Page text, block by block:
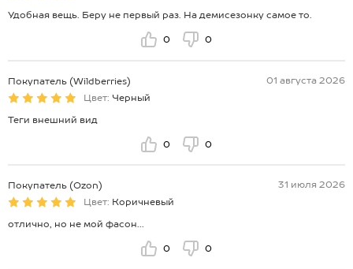
Удобная вещь. Беру не первый раз. На демисезонку самое то.
0 0
Покупатель (Wildberries)
01 августа 2026
Цвет: Черный
Теги внешний вид
0 0
Покупатель (Ozon)
31 июля 2026
Цвет: Коричневый
отлично, но не мой фасон...
0 0